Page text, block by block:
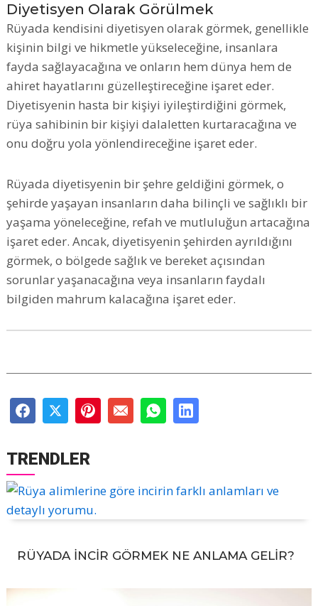
Diyetisyen Olarak Görülmek
Rüyada kendisini diyetisyen olarak görmek, genellikle
kişinin bilgi ve hikmetle yükseleceğine, insanlara
fayda sağlayacağına ve onların hem dünya hem de
ahiret hayatlarını güzelleştireceğine işaret eder.
Diyetisyenin hasta bir kişiyi iyileştirdiğini görmek,
rüya sahibinin bir kişiyi dalaletten kurtaracağına ve
onu doğru yola yönlendireceğine işaret eder.
Rüyada diyetisyenin bir şehre geldiğini görmek, o
şehirde yaşayan insanların daha bilinçli ve sağlıklı bir
yaşama yöneleceğine, refah ve mutluluğun artacağına
işaret eder. Ancak, diyetisyenin şehirden ayrıldığını
görmek, o bölgede sağlık ve bereket açısından
sorunlar yaşanacağına veya insanların faydalı
bilgiden mahrum kalacağına işaret eder.
TRENDLER
RÜYADA İNCİR GÖRMEK NE ANLAMA GELİR?